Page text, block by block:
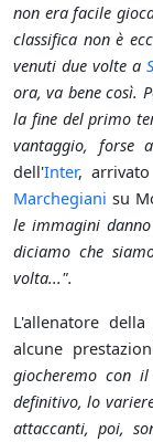
non era facile
classifica non è
venuti due volte a
ora, va bene così.
la fine del primo
vantaggio, forse
dell'Inter,
Marchegiani su
le immagini
diciamo che
volta...".
L'allenatore
alcune
giocheremo con
definitivo, lo
attaccanti, poi,